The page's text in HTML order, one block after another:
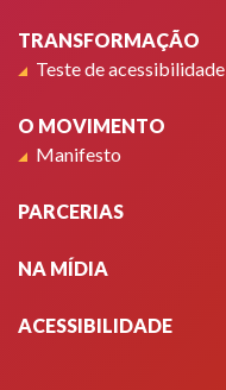
TRANSFORMAÇÃO
Teste de acessibilidade
O MOVIMENTO
Manifesto
PARCERIAS
NA MÍDIA
ACESSIBILIDADE